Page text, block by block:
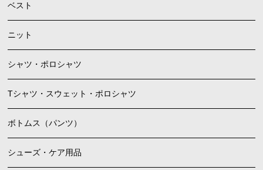
ベスト
ニット
シャツ・ポロシャツ
Tシャツ・スウェット・ポロシャツ
ボトムス（パンツ）
シューズ・ケア用品